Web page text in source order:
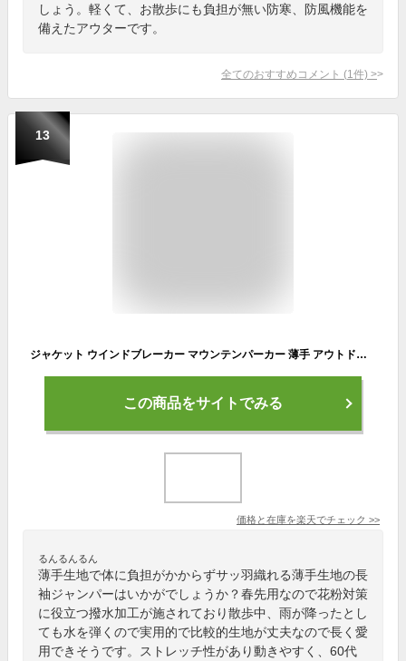
しょう。軽くて、お散歩にも負担が無い防寒、防風機能を
備えたアウターです。
全てのおすすめコメント (1 件) >
13
ジャケット ウインドブレーカー マウンテンパーカー 薄手 アウトドア ライトアウター ブルゾン 登山 ジャンパー 長袖 大きいサイズ 紫外線対策 カジュアル アウター おしゃれ ストレッチ 春 秋 撥水 透湿 防風 ビジネス メンズ
この商品をサイトでみる
価格と在庫を楽天でチェック >>
るんるんるん
薄手生地で体に負担がかからずサッ羽織れる薄手生地の長
袖ジャンパーはいかがでしょうか？春先用なので花粉対策
に役立つ撥水加工が施されており散歩中、雨が降ったとし
ても水を弾くので実用的で比較的生地が丈夫なので長く愛
用できそうです。ストレッチ性があり動きやすく、60代